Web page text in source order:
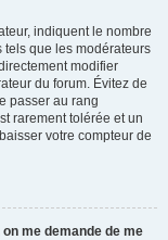
indiquent le nombre
tels que les modérateurs
modifier
du forum. Évitez de
passer au rang
rarement tolérée et un
votre compteur de
me demande de me